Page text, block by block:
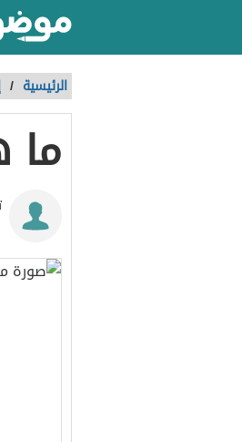
الرئيسية /